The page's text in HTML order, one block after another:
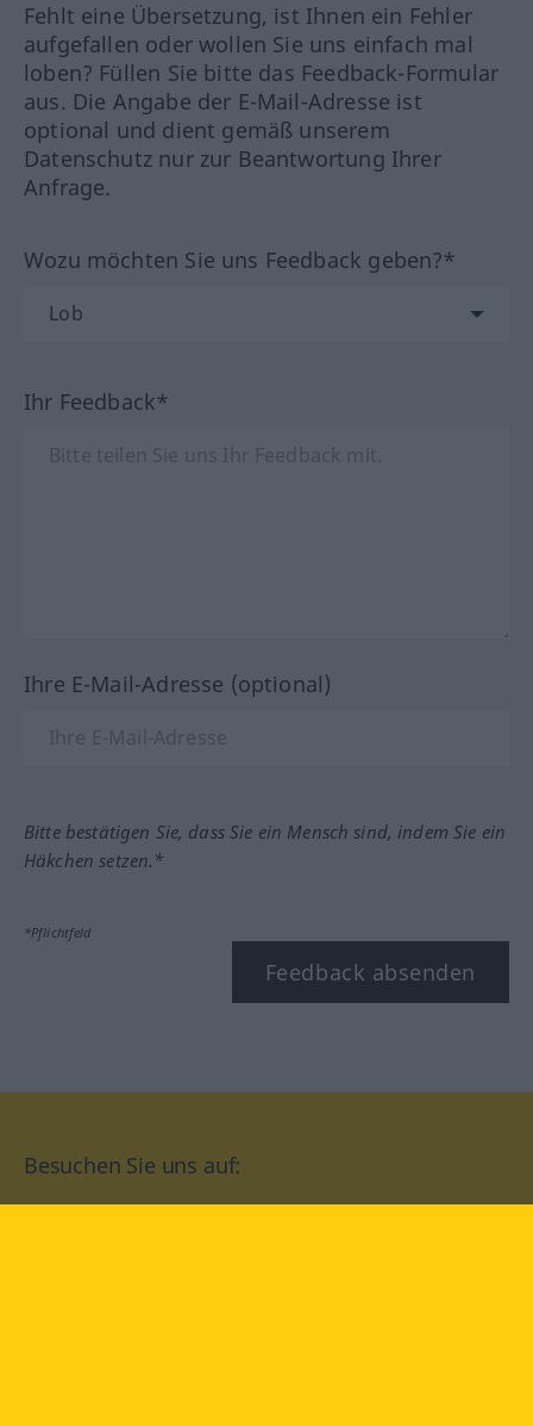
Fehlt eine Übersetzung, ist Ihnen ein Fehler
aufgefallen oder wollen Sie uns einfach mal
loben? Füllen Sie bitte das Feedback-Formular
aus. Die Angabe der E-Mail-Adresse ist
optional und dient gemäß unserem
Datenschutz nur zur Beantwortung Ihrer
Anfrage.
Wozu möchten Sie uns Feedback geben?*
Ihr Feedback*
Ihre E-Mail-Adresse (optional)
Bitte bestätigen Sie, dass Sie ein Mensch sind, indem Sie ein
Häkchen setzen.*
*Pflichtfeld
Feedback absenden
Besuchen Sie uns auf: